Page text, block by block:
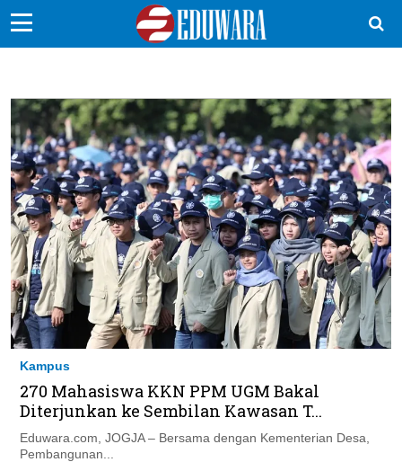
Sekolah Kita
Vokasi
Kampus
Idea
Sains
EduDana
Ikuti Kami di:
Kampus
270 Mahasiswa KKN PPM UGM Bakal
Diterjunkan ke Sembilan Kawasan T...
Eduwara.com, JOGJA – Bersama dengan Kementerian Desa,
Pembangunan...